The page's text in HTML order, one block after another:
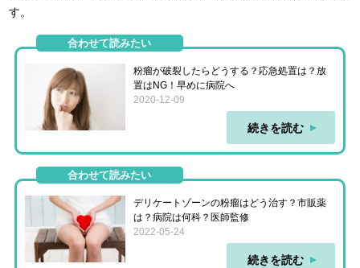
す。
合わせて読みたい
粉瘤が破裂したらどうする？応急処置は？放
置はNG！早めに病院へ
2020-12-09
続きを読む
合わせて読みたい
デリケートゾーンの粉瘤はどう治す？市販薬
は？病院は何科？医師監修
2022-05-24
続きを読む